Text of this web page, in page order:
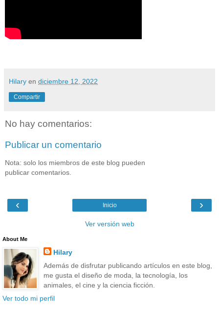
Hilary en diciembre 12, 2022
Compartir
No hay comentarios:
Publicar un comentario
Nota: solo los miembros de este blog pueden
publicar comentarios.
‹ ›
Inicio
Ver versión web
About Me
Hilary
Además de disfrutar publicando artículos en este blog,
me gusta el diseño de moda, la tecnología, los
animales, el cine y la ciencia ficción.
Ver todo mi perfil